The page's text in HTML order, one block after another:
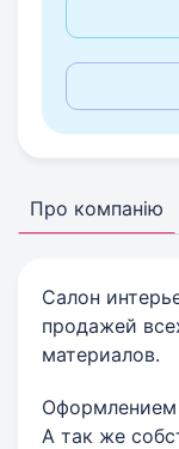
Про компанію
Салон
продажей
материалов.
Оформлением
А так же